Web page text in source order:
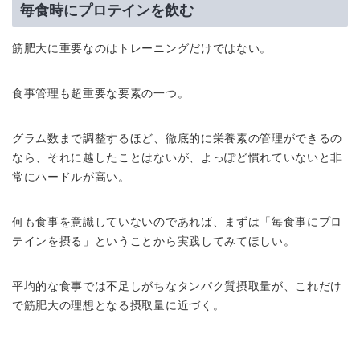
毎食時にプロテインを飲む
筋肥大に重要なのはトレーニングだけではない。
食事管理も超重要な要素の一つ。
グラム数まで調整するほど、徹底的に栄養素の管理ができるの
なら、それに越したことはないが、よっぽど慣れていないと非
常にハードルが高い。
何も食事を意識していないのであれば、まずは「毎食事にプロ
テインを摂る」ということから実践してみてほしい。
平均的な食事では不足しがちなタンパク質摂取量が、これだけ
で筋肥大の理想となる摂取量に近づく。